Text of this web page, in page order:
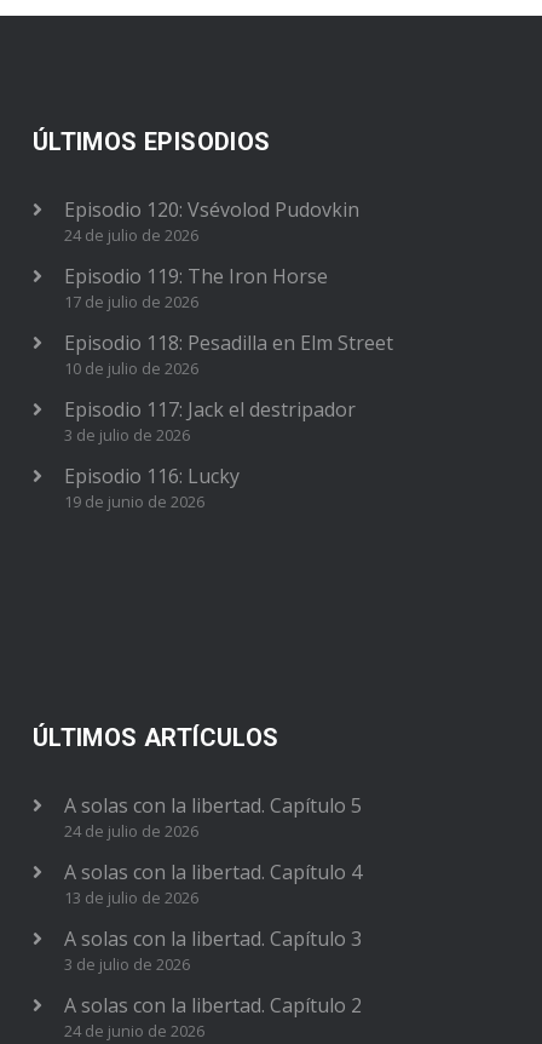
ÚLTIMOS EPISODIOS
Episodio 120: Vsévolod Pudovkin
24 de julio de 2026
Episodio 119: The Iron Horse
17 de julio de 2026
Episodio 118: Pesadilla en Elm Street
10 de julio de 2026
Episodio 117: Jack el destripador
3 de julio de 2026
Episodio 116: Lucky
19 de junio de 2026
ÚLTIMOS ARTÍCULOS
A solas con la libertad. Capítulo 5
24 de julio de 2026
A solas con la libertad. Capítulo 4
13 de julio de 2026
A solas con la libertad. Capítulo 3
3 de julio de 2026
A solas con la libertad. Capítulo 2
24 de junio de 2026